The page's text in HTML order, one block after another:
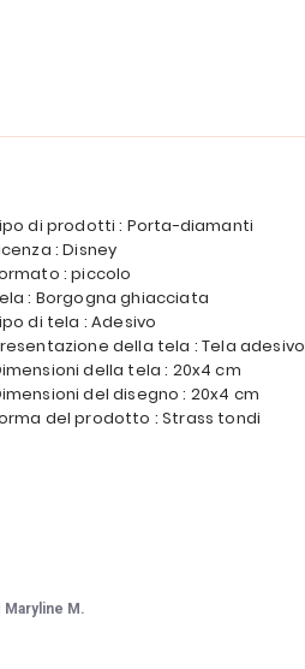
di prodotti : Porta-diamanti
: Disney
: piccolo
: Borgogna ghiacciata
di tela : Adesivo
della tela : Tela adesivo
della tela : 20x4 cm
del disegno : 20x4 cm
del prodotto : Strass tondi
Maryline M.